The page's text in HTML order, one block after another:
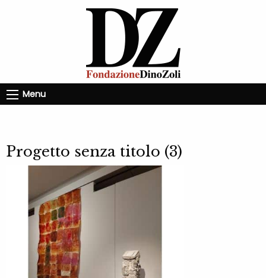
Menu
Progetto senza titolo (3)